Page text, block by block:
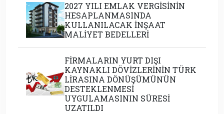
2027 YILI EMLAK VERGİSİNİN
HESAPLANMASINDA
KULLANILACAK İNŞAAT
MALİYET BEDELLERİ
FİRMALARIN YURT DIŞI
KAYNAKLI DÖVİZLERİNİN TÜRK
LİRASINA DÖNÜŞÜMÜNÜN
DESTEKLENMESİ
UYGULAMASININ SÜRESİ
UZATILDI